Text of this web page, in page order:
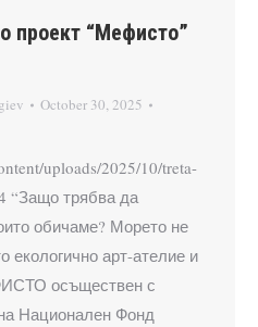
проект “Мефисто”
October 30, 2025
uploads/2025/10/treta-
“Защо трябва да
обичаме? Морето не
екологично арт-ателие и
осъществен с
Национален Фонд